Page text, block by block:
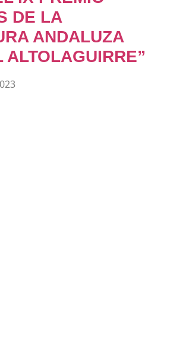
DE LA
ANDALUZA
ALTOLAGUIRRE”